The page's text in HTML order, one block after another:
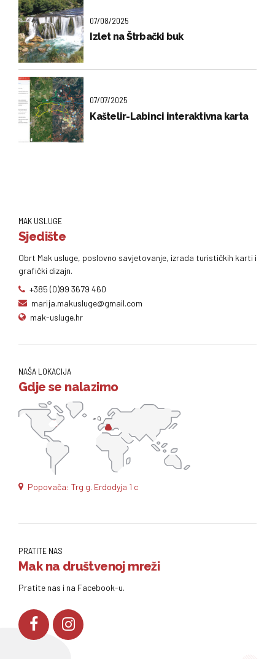
07/08/2025
Izlet na Štrbački buk
07/07/2025
Kaštelir-Labinci interaktivna karta
MAK USLUGE
Sjedište
Obrt Mak usluge, poslovno savjetovanje, izrada turističkih karti i
grafički dizajn.
+385 (0)99 3679 460
marija.makusluge@gmail.com
mak-usluge.hr
NAŠA LOKACIJA
Gdje se nalazimo
Popovača: Trg g. Erdodyja 1 c
PRATITE NAS
Mak na društvenoj mreži
Pratite nas i na Facebook-u.